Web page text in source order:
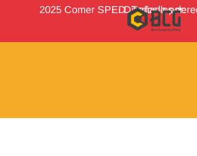
b
o
o
k
a
g
r
a
o
2025 Comer SPED. Todos los
Diseñado por: